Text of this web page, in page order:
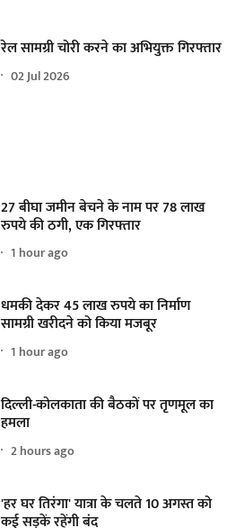
रेल सामग्री चोरी करने का अभियुक्त गिरफ्तार
02 Jul 2026
27 बीघा जमीन बेचने के नाम पर 78 लाख
रुपये की ठगी, एक गिरफ्तार
1 hour ago
धमकी देकर 45 लाख रुपये का निर्माण
सामग्री खरीदने को किया मजबूर
1 hour ago
दिल्ली-कोलकाता की बैठकों पर तृणमूल का
हमला
2 hours ago
'हर घर तिरंगा' यात्रा के चलते 10 अगस्त को
कई सड़कें रहेंगी बंद